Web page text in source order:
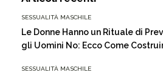
SESSUALITÀ MASCHILE
Le Donne Hanno un Rituale di
gli Uomini No: Ecco Come
SESSUALITÀ MASCHILE